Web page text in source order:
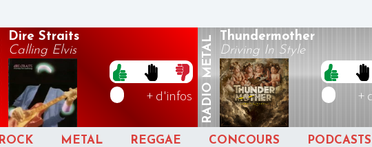
Dire Straits
Calling Elvis
+ d'infos RADIO
METAL
Thundermother
Driving In Style
+
ROCK METAL REGGAE CONCOURS PODCASTS